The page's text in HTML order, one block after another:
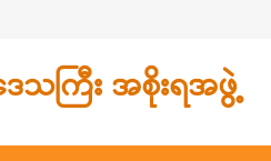
သကြီး အစိုးရအဖွဲ့